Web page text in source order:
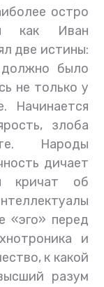
остро
как Иван
две истины:
было
не только у
Начинается
злоба
Народы
дичает
кричат об
«эго» перед
и
к какой
разум